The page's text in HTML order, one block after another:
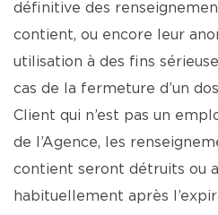
définitive des
contient, ou encore leur
utilisation à des fins
cas de la fermeture d’un
Client qui n’est pas un
de l’Agence, les
contient seront détruits ou
habituellement après